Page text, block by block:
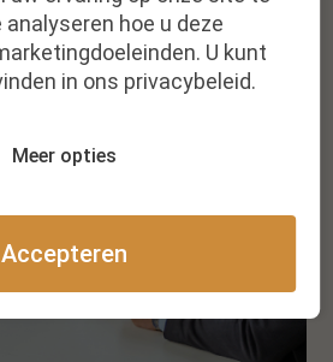
hoe u deze
U kunt
in ons privacybeleid.
Meer opties
Accepteren